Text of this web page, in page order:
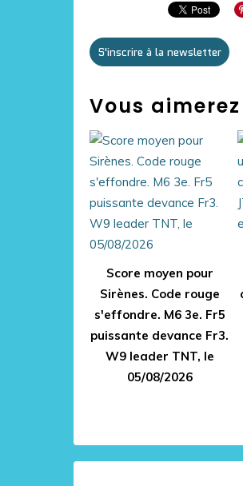
S'inscrire à la newsletter
Vous
Score moyen pour
Sirènes. Code rouge
s'effondre. M6 3e. Fr5
puissante devance Fr3.
W9 leader TNT, le
05/08/2026